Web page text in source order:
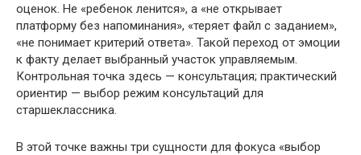
оценок. Не «ребенок ленится», а «не открывает
платформу без напоминания», «теряет файл с заданием»,
«не понимает критерий ответа». Такой переход от эмоции
к факту делает выбранный участок управляемым.
Контрольная точка здесь — консультация; практический
ориентир — выбор режим консультаций для
старшеклассника.
В этой точке важны три сущности для фокуса «выбор